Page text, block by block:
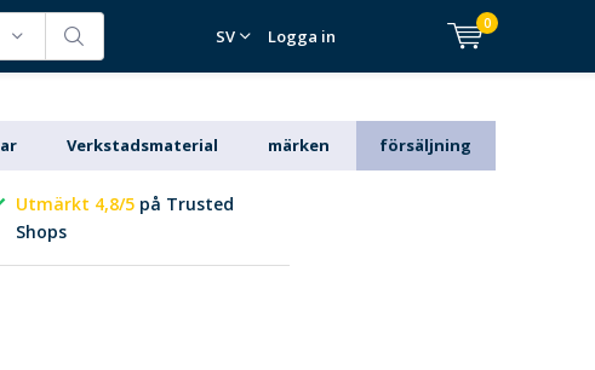
SV Logga in
0
Verkstadsmaterial märken försäljning
Utmärkt 4,8/5 på Trusted
Shops